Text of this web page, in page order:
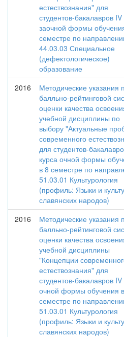
естествознания" для
студентов-бакалавров IV
заочной формы
семестре по
44.03.03 Специальное
(дефектологическое)
образование
2016
Методические указания
балльно-рейтинговой
оценки качества
учебной дисциплины по
выбору "Актуальные
современного
для студентов-
курса очной формы
в 8 семестре по
51.03.01 Культурология
(профиль: Языки и
славянских народов)
2016
Методические указания
балльно-рейтинговой
оценки качества
учебной дисциплины
"Концепции
естествознания" для
студентов-бакалавров IV
очной формы обучения
семестре по
51.03.01 Культурология
(профиль: Языки и
славянских народов)